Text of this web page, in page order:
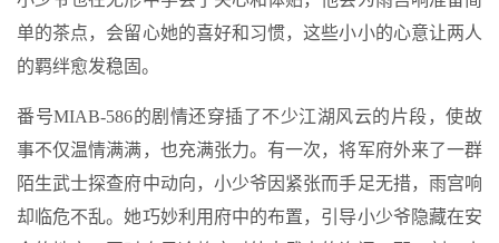
单的茶点，会留心她的喜好和习惯，这些小小的心意让两人
的羁绊愈发稳固。
番号MIAB-586的剧情还穿插了不少江湖风云的片段，使故
事不仅温情满满，也充满张力。有一次，将军府外来了一群
陌生武士探查府中动向，小少爷因紧张而手足无措，雨宫响
却临危不乱。她巧妙利用府中的布置，引导小少爷隐藏在安